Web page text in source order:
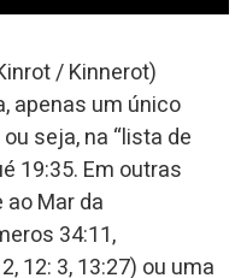
/ Kinnerot)
apenas um único
seja, na “lista de
19:35. Em outras
Mar da
34:11,
12: 3, 13:27) ou uma